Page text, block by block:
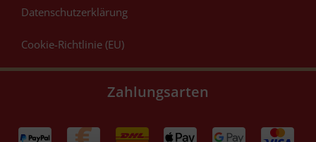
Datenschutzerklärung
Cookie-Richtlinie (EU)
Zahlungsarten